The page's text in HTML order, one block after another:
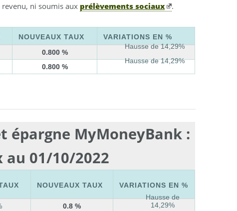
ni soumis aux prélèvements sociaux .
NOUVEAUX TAUX
VARIATIONS EN %
0.800 %
Hausse de 14,29%
0.800 %
Hausse de 14,29%
épargne MyMoneyBank :
au 01/10/2022
NOUVEAUX TAUX VARIATIONS EN %
0.8 %
Hausse de
14,29%